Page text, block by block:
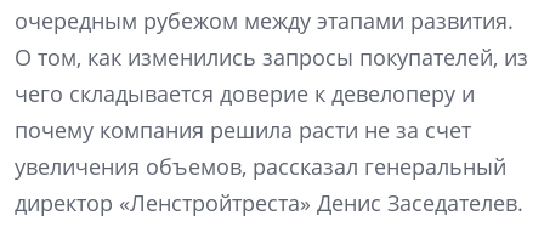
очередным рубежом между этапами развития.
О том, как изменились запросы покупателей, из
чего складывается доверие к девелоперу и
почему компания решила расти не за счет
увеличения объемов, рассказал генеральный
директор «Ленстройтреста» Денис Заседателев.